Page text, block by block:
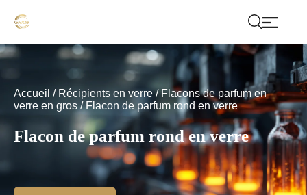
Accueil /Récipients en verre/Flacons de parfum en
verre en gros/Flacon de parfum rond en verre
Flacon de parfum rond en verre